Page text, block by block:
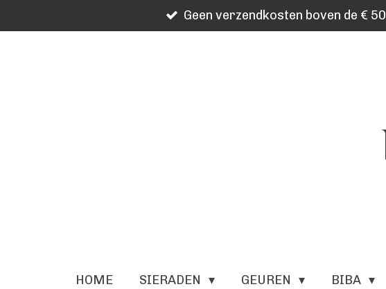
direct
Geen verzendkosten boven de € 50
HOME SIERADEN GEUREN BIBA